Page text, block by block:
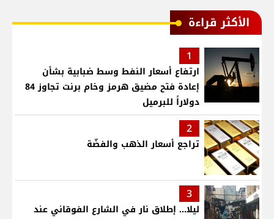
الأكثر قراءة
1
ارتفاع أسعار النفط وسط ضبابية بشأن
إعادة فتح مضيق هرمز وخام برنت تجاوز 84
دولاراً للبرميل
2
تراجع أسعار الذهب والفضّة
3
ليلا... إطلاق نار في الشارع الفوقاني عند